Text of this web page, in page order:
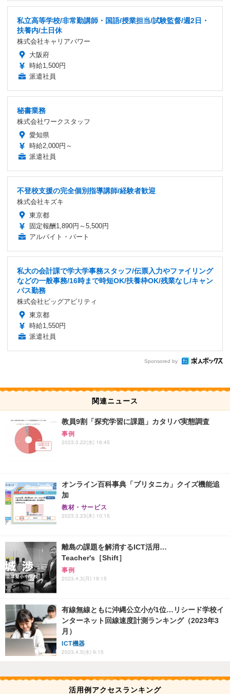
私立高等学校/非常勤講師・国語/授業担当/試験監督/週2日・
扶養内/土日休
株式会社キャリアパワー
大阪府
時給1,500円
派遣社員
秘書業務
株式会社ワークスタッフ
愛知県
時給2,000円～
派遣社員
不登校支援の完全個別指導講師/経験者歓迎
株式会社キズキ
東京都
固定報酬1,890円～5,500円
アルバイト・パート
私大の会計課で学大学事務スタッフ/伝票入力やファイリング
などの一般事務/16時まで時短OK/扶養枠OK/残業なし/キャン
パス勤務
株式会社ビッグアビリティ
東京都
時給1,550円
派遣社員
Sponsored by
関連ニュース
教員9割「探究学習に課題」カタリバ実態調査
事例
2023.3.22(水) 16:45
オンライン百科事典「ブリタニカ」クイズ機能追
加
教材・サービス
2023.3.23(木) 10:15
離島の課題を解消するICT活用…
Teacher's［Shift］
事例
2023.4.3(月) 19:15
有線無線ともに沖縄公立小が1位…リシード学校イ
ンターネット回線速度計測ランキング（2023年3
月）
ICT機器
2023.4.5(水) 9:15
活用例アクセスランキング